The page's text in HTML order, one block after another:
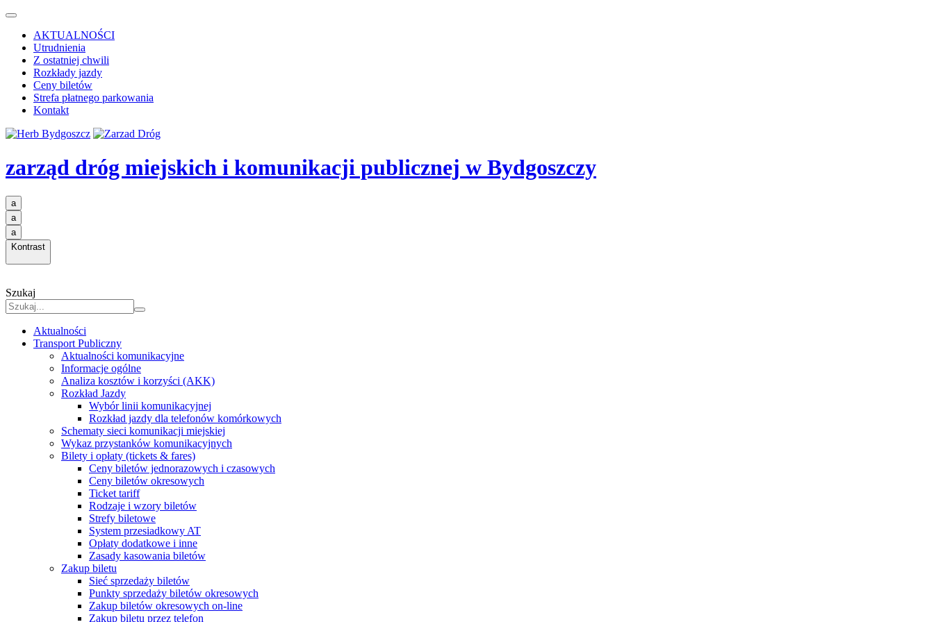
AKTUALNOŚCI
Utrudnienia
Z ostatniej chwili
Rozkłady jazdy
Ceny biletów
Strefa płatnego parkowania
Kontakt
zarząd dróg miejskich i komunikacji publicznej w Bydgoszczy
a
a
a
Kontrast
Szukaj
Aktualności
Transport Publiczny
Aktualności komunikacyjne
Informacje ogólne
Analiza kosztów i korzyści (AKK)
Rozkład Jazdy
Wybór linii komunikacyjnej
Rozkład jazdy dla telefonów komórkowych
Schematy sieci komunikacji miejskiej
Wykaz przystanków komunikacyjnych
Bilety i opłaty (tickets & fares)
Ceny biletów jednorazowych i czasowych
Ceny biletów okresowych
Ticket tariff
Rodzaje i wzory biletów
Strefy biletowe
System przesiadkowy AT
Opłaty dodatkowe i inne
Zasady kasowania biletów
Zakup biletu
Sieć sprzedaży biletów
Punkty sprzedaży biletów okresowych
Zakup biletów okresowych on-line
Zakup biletu przez telefon